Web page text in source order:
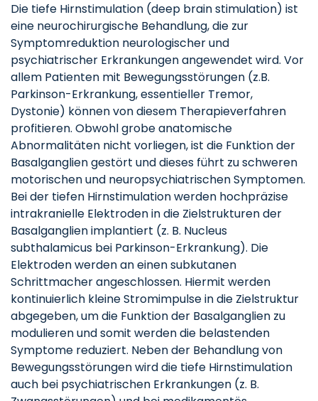
Die tiefe Hirnstimulation (deep brain stimulation) ist
eine neurochirurgische Behandlung, die zur
Symptomreduktion neurologischer und
psychiatrischer Erkrankungen angewendet wird. Vor
allem Patienten mit Bewegungsstörungen (z.B.
Parkinson-Erkrankung, essentieller Tremor,
Dystonie) können von diesem Therapieverfahren
profitieren. Obwohl grobe anatomische
Abnormalitäten nicht vorliegen, ist die Funktion der
Basalganglien gestört und dieses führt zu schweren
motorischen und neuropsychiatrischen Symptomen.
Bei der tiefen Hirnstimulation werden hochpräzise
intrakranielle Elektroden in die Zielstrukturen der
Basalganglien implantiert (z. B. Nucleus
subthalamicus bei Parkinson-Erkrankung). Die
Elektroden werden an einen subkutanen
Schrittmacher angeschlossen. Hiermit werden
kontinuierlich kleine Stromimpulse in die Zielstruktur
abgegeben, um die Funktion der Basalganglien zu
modulieren und somit werden die belastenden
Symptome reduziert. Neben der Behandlung von
Bewegungsstörungen wird die tiefe Hirnstimulation
auch bei psychiatrischen Erkrankungen (z. B.